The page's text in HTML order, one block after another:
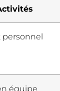
équipe